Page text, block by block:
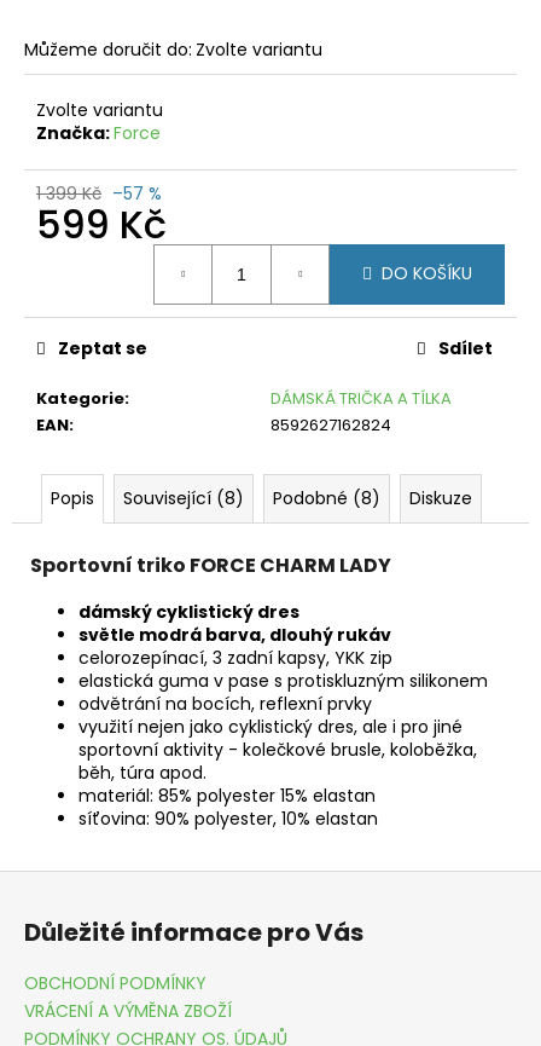
Můžeme doručit do: Zvolte variantu
Zvolte variantu
Značka:Force
1 399 Kč –57 %
599 Kč
DO KOŠÍKU
Kategorie:
DÁMSKÁ TRIČKA A TÍLKA
EAN: 8592627162824
Zeptat se Sdílet
Popis Související (8) Podobné (8) Diskuze
Sportovní triko FORCE CHARM LADY
dámský cyklistický dres
světle modrá barva, dlouhý rukáv
celorozepínací, 3 zadní kapsy, YKK zip
elastická guma v pase s protiskluzným silikonem
odvětrání na bocích, reflexní prvky
využití nejen jako cyklistický dres, ale i pro jiné
sportovní aktivity - kolečkové brusle, koloběžka,
běh, túra apod.
materiál: 85% polyester 15% elastan
síťovina: 90% polyester, 10% elastan
e
m
e
FORCE
MTB
ANGLE
ČERVENO-
ČERNÉ
449
Kč
Důležité informace pro Vás
OBCHODNÍ PODMÍNKY
VRÁCENÍ A VÝMĚNA ZBOŽÍ
PODMÍNKY OCHRANY OS. ÚDAJŮ